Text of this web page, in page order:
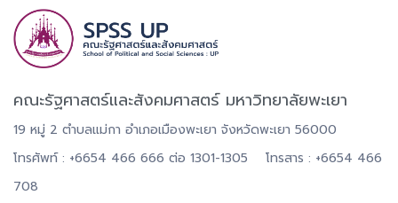
คณะรัฐศาสตร์และสังคมศาสตร์ มหาวิทยาลัยพะเยา
19 หมู่ 2 ตำบลแม่กา อำเภอเมืองพะเยา จังหวัดพะเยา 56000
โทรศัพท์ : +6654 466 666 ต่อ 1301-1305 โทรสาร : +6654 466
708